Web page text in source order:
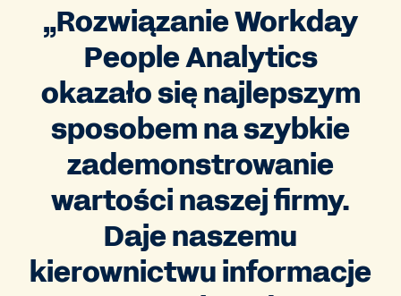
„Rozwiązanie Workday
People Analytics
okazało się najlepszym
sposobem na szybkie
zademonstrowanie
wartości naszej firmy.
Daje naszemu
kierownictwu informacje